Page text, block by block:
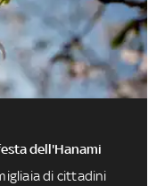
dell'Hanami
di cittadini